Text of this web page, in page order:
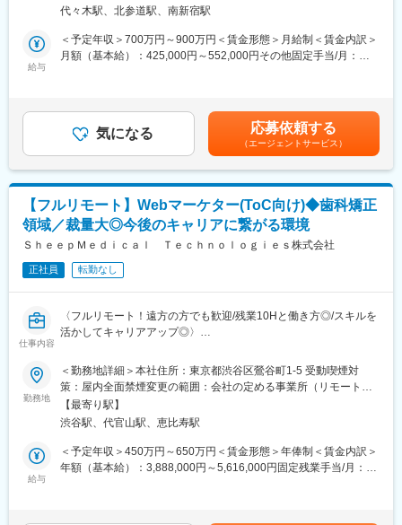
◎「健康」への想いをブラさず、社長を筆頭に良好な人間関係が
■当社について：
◇自治体や企業様を通じて、「生きていると自然と健康になる仕
組み」を、新潟県全体で作っていきたいと考えています。
＜事業内容＞
・ヘルスケアのビッグデータ分析事業
・オンライン健康教育
・オンライン健康相談事業
・健康経営の推進事業
変更の範囲：会社の定める業務
「ヒポクラ」：約75,000人以上の医師が参加する日本最大級の医
師専用SNS。医師が専門外の事象に遭遇した際に他の医師より知
見を得られるオンライン医局”として拡大中。
・市場・競合・ユーザー分析
・新サービス、新機能の企画、要件定義、仕様策定
・KPIの設定と進捗管理、データに基づいた改善策の立案と実行
・ロードマップの作成と管理
・部門間（経営層、営業、マーケティング等）の調整
※ご本人の意向および試用期間中の業務状況などを踏まえて適材適
所を判断していきます。
※少数精鋭で実力主義、かつ積極性・協力性・スピードを重んじる
組織です。
早期にチームリードをお任せするケースもあります。
ディレクター、UXUIデザイナー、エンジニア（バックエンド、フ
ロントエンド、インフラ、AI各種在籍。業務委託・外注含む）で
プロダクトチームを組成。現PdMは業務委託で活躍されており、
今回は正社員のプロダクトマネージャーとして中心的な役割をお
※医療業界経験者も居りますので、業界知識は不問です。
代々木駅、北参道駅、南新宿駅
給与
＜予定年収＞700万円～900万円＜賃金形態＞月給制＜賃金内訳＞
月額（基本給）：425,000円～552,000円その他固定手当/月：
残業手当＞有＜給与補足＞固定手当として、在宅勤務手当(月1万
円)がございます。賃金はあくまでも目安の金額であり、選考を通
じて上下する可能性があります。月給(月額)は固定手当を含めた表
記です。
気になる 応募依頼する
（エージェントサービス）
【フルリモート】Webマーケター(ToC向け)◆歯科矯正
領域／裁量大◎今後のキャリアに繋がる環境
ＳｈｅｅｐＭｅｄｉｃａｌ Ｔｅｃｈｎｏｌｏｇｉｅｓ株式会社
正社員 転勤なし
仕事内容
〈フルリモート！遠方の方でも歓迎/残業10Hと働き方◎/スキルを
活かしてキャリアアップ◎〉
■業務概要：
グループ会社が運営支援している全国23院の歯科クリニックのマ
ーケティングに携わっていただくポジションです。toC領域での
GoogleやYahoo！リスティング広告やSEOをメインに活躍されて
来られた方を募集しています。
歯科矯正マーケティングの領域において、国内トップクラスのノ
ウハウをもつマーケターと一緒に業務を行っていただけます。
勤務地
＜勤務地詳細＞本社住所：東京都渋谷区鶯谷町1-5 受動喫煙対
策：屋内全面禁煙変更の範囲：会社の定める事業所（リモートワ
ーク含む）
【最寄り駅】
渋谷駅、代官山駅、恵比寿駅
給与
＜予定年収＞450万円～650万円＜賃金形態＞年俸制＜賃金内訳＞
年額（基本給）：3,888,000円～5,616,000円固定残業手当/月：